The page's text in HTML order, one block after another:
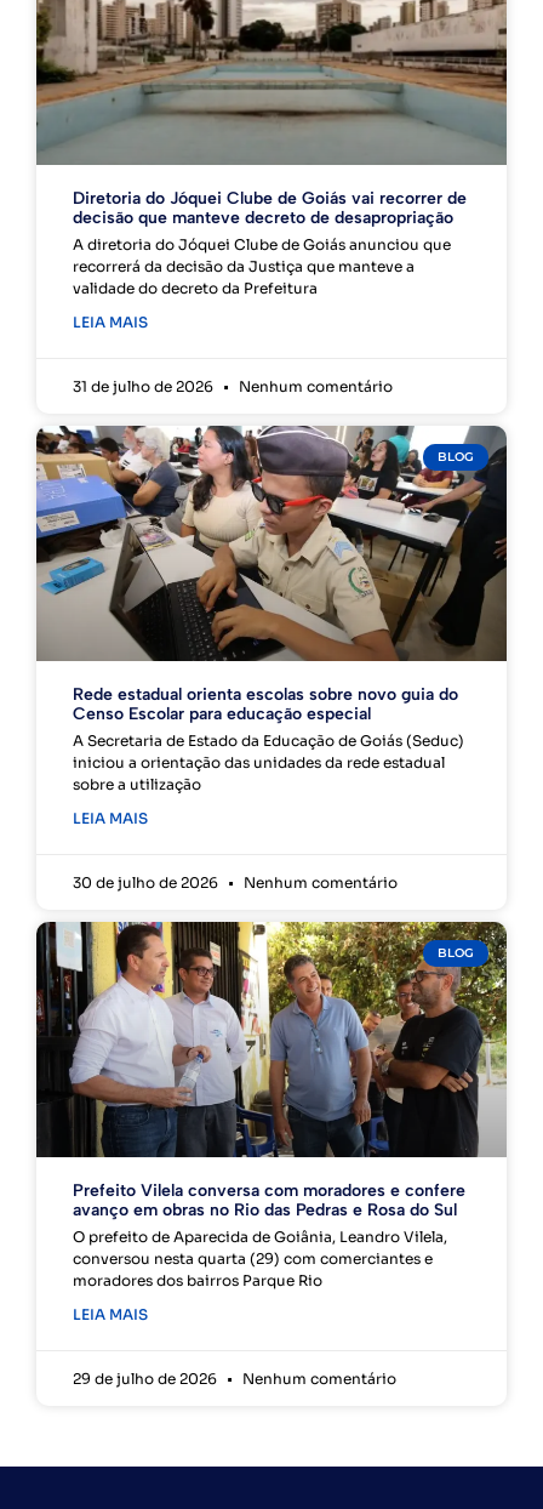
Diretoria do Jóquei Clube de Goiás vai recorrer de
decisão que manteve decreto de desapropriação
A diretoria do Jóquei Clube de Goiás anunciou que
recorrerá da decisão da Justiça que manteve a
validade do decreto da Prefeitura
LEIA MAIS
31 de julho de 2026 Nenhum comentário
BLOG
Rede estadual orienta escolas sobre novo guia do
Censo Escolar para educação especial
A Secretaria de Estado da Educação de Goiás (Seduc)
iniciou a orientação das unidades da rede estadual
sobre a utilização
LEIA MAIS
30 de julho de 2026 Nenhum comentário
BLOG
Prefeito Vilela conversa com moradores e confere
avanço em obras no Rio das Pedras e Rosa do Sul
O prefeito de Aparecida de Goiânia, Leandro Vilela,
conversou nesta quarta (29) com comerciantes e
moradores dos bairros Parque Rio
LEIA MAIS
29 de julho de 2026 Nenhum comentário